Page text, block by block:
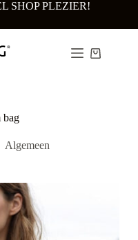
SHOP PLEZIER!
bag
Algemeen